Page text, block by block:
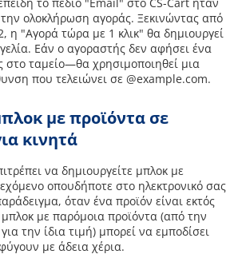
ολοκλήρωση αγοράς. Ξεκινώντας από
η "Αγορά τώρα με 1 κλικ" θα δημιουργεί
Εάν ο αγοραστής δεν αφήσει ένα
ταμείο—θα χρησιμοποιηθεί μια
που τελειώνει σε @example.com.
με προϊόντα σε
κινητά
να δημιουργείτε μπλοκ με
οπουδήποτε στο ηλεκτρονικό σας
όταν ένα προϊόν είναι εκτός
με παρόμοια προϊόντα (από την
την ίδια τιμή) μπορεί να εμποδίσει
με άδεια χέρια.